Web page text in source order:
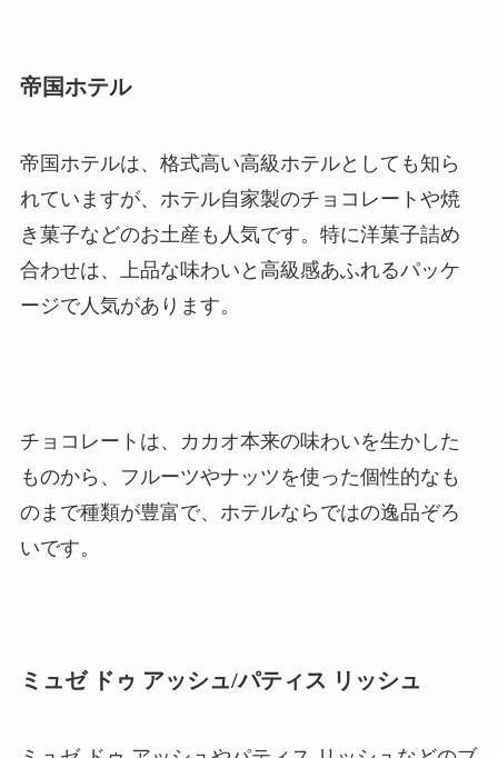
帝国ホテル
帝国ホテルは、格式高い高級ホテルとしても知ら
れていますが、ホテル自家製のチョコレートや焼
き菓子などのお土産も人気です。特に洋菓子詰め
合わせは、上品な味わいと高級感あふれるパッケ
ージで人気があります。
チョコレートは、カカオ本来の味わいを生かした
ものから、フルーツやナッツを使った個性的なも
のまで種類が豊富で、ホテルならではの逸品ぞろ
いです。
ミュゼ ドゥ アッシュ/パティス リッシュ